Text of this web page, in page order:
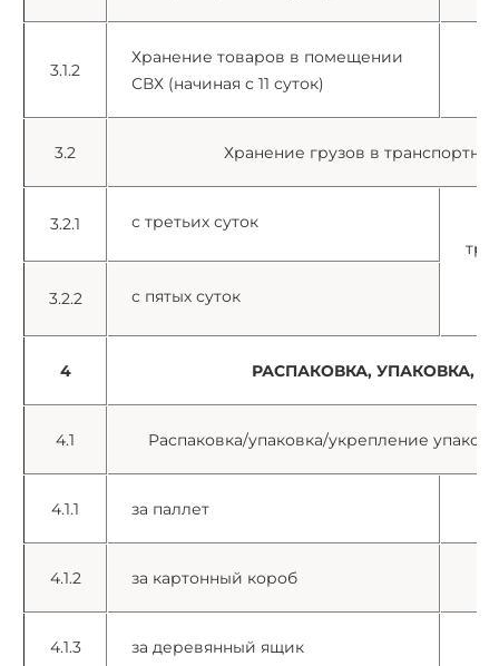
3.1.2
Хранение товаров в помещении
СВХ (начиная с 11 суток)
3.2 Хранение грузов в
3.2.1
с третьих суток
3.2.2 с пятых суток
4 РАСПАКОВКА, УПАКОВКА,
4.1 Распаковка/упаковка/укрепление
4.1.1 за паллет
4.1.2 за картонный короб
4.1.3 за деревянный ящик